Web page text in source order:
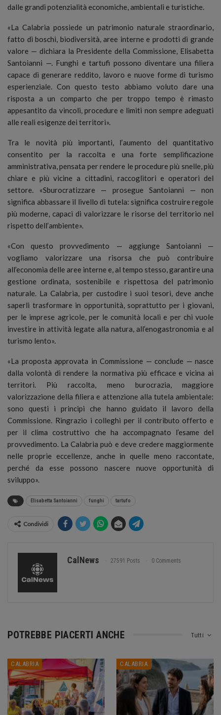
dalle grandi potenzialità economiche, ambientali e turistiche.
«La Calabria possiede un patrimonio naturale straordinario,
fatto di boschi, biodiversità, aree interne e prodotti di grande
valore — dichiara la Presidente della Commissione, Elisabetta
Santoianni —. Funghi e tartufi possono diventare una filiera
capace di generare reddito, lavoro e nuove forme di turismo
esperienziale. Con questo testo abbiamo voluto dare una
risposta a un comparto che per troppo tempo è rimasto
appesantito da vincoli, procedure e limiti non sempre adeguati
alle reali esigenze dei territori».
Tra le novità più importanti, l’aumento del quantitativo
consentito per la raccolta e una forte semplificazione
amministrativa, pensata per rendere le procedure più snelle, più
chiare e più vicine a cittadini, raccoglitori e operatori del
settore. «Sburocratizzare — prosegue Santoianni — non
significa abbassare il livello di tutela: significa costruire regole
più moderne, capaci di valorizzare le risorse del territorio nel
rispetto dell’ambiente».
«Con questo provvedimento — aggiunge Santoianni —
vogliamo valorizzare una risorsa che può contribuire
all’economia delle aree interne e, al tempo stesso, garantire una
gestione ordinata, sostenibile e rispettosa del patrimonio
naturale. La Calabria, per custodire i suoi tesori, deve anche
saperli trasformare in opportunità, soprattutto per i giovani,
per le imprese agricole, per le comunità locali e per chi vuole
investire in attività legate alla natura, all’enogastronomia e al
turismo lento».
«La proposta approvata in Commissione — conclude — nasce
dalla volontà di rendere la normativa più efficace e vicina ai
territori. Più raccolta, meno burocrazia, maggiore
valorizzazione della filiera e attenzione alla tutela ambientale:
sono questi i principi che hanno guidato il lavoro della
Commissione. Ringrazio i colleghi per il contributo offerto e
per il clima costruttivo che ha accompagnato l’esame del
provvedimento. La Calabria può e deve credere maggiormente
nelle proprie eccellenze, anche in quelle meno raccontate,
perché da esse possono nascere nuove opportunità di
sviluppo».
Elisabetta Santoianni funghi tartufo
Condividi
CalNews 27591 Posts 0 Comments
Tutti
POTREBBE PIACERTI ANCHE
CALABRIA CALABRIA